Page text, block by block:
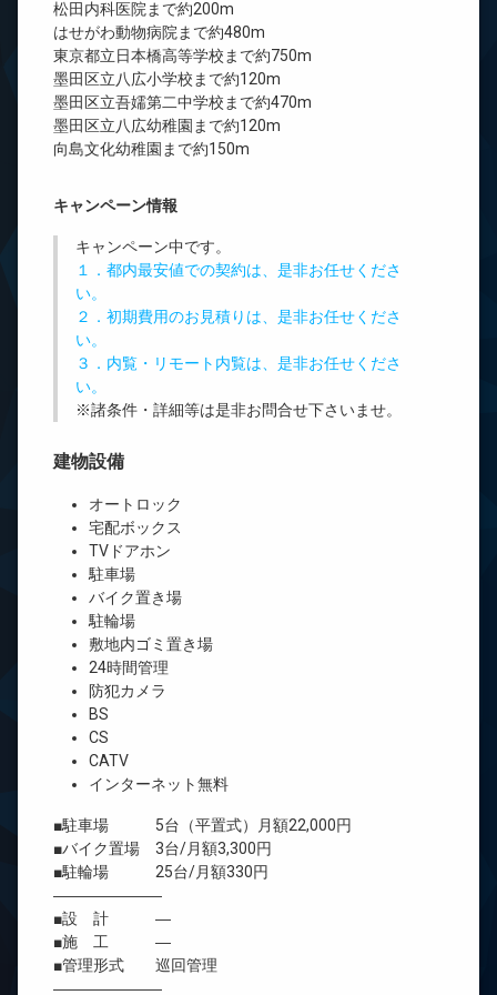
松田内科医院まで約200m
はせがわ動物病院まで約480m
東京都立日本橋高等学校まで約750m
墨田区立八広小学校まで約120m
墨田区立吾嬬第二中学校まで約470m
墨田区立八広幼稚園まで約120m
向島文化幼稚園まで約150m
キャンペーン情報
キャンペーン中です。
１．都内最安値での契約は、是非お任せくださ
い。
２．初期費用のお見積りは、是非お任せくださ
い。
３．内覧・リモート内覧は、是非お任せくださ
い。
※諸条件・詳細等は是非お問合せ下さいませ。
建物設備
オートロック
宅配ボックス
TVドアホン
駐車場
バイク置き場
駐輪場
敷地内ゴミ置き場
24時間管理
防犯カメラ
BS
CS
CATV
インターネット無料
■駐車場 5台（平置式）月額22,000円
■バイク置場 3台/月額3,300円
■駐輪場 25台/月額330円
―――――――
■設 計 ―
■施 工 ―
■管理形式 巡回管理
―――――――